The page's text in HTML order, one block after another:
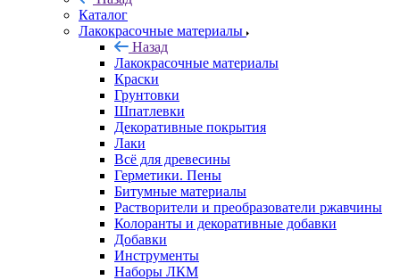
Каталог
Лакокрасочные материалы
Назад
Лакокрасочные материалы
Краски
Грунтовки
Шпатлевки
Декоративные покрытия
Лаки
Всё для древесины
Герметики. Пены
Битумные материалы
Растворители и преобразователи ржавчины
Колоранты и декоративные добавки
Добавки
Инструменты
Наборы ЛКМ